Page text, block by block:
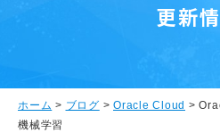
更新
ホーム > ブログ > Oracle Cloud >
機械学習